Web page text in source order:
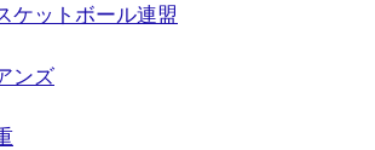
ケットボール連盟
ンズ